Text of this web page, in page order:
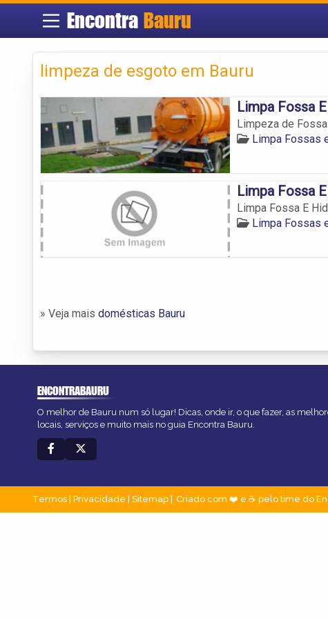
EncontraBauru
limpeza de esgoto em Bauru
Limpa Fossa
Limpeza de
Limpa Fossas
Limpa Fossa
Limpa Fossa E
Limpa Fossas
» Veja mais domésticas Bauru
ENCONTRABAURU
O melhor de Bauru num só lugar! Dicas, onde ir, o que fazer, as
locais, serviços e muito mais no guia Encontra Bauru.
Termos Privacidade Sitemap Criado com ❤️ e ☕ pelo time do